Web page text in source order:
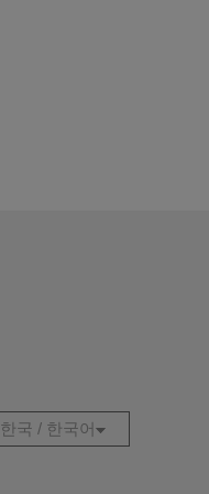
한국 / 한국어